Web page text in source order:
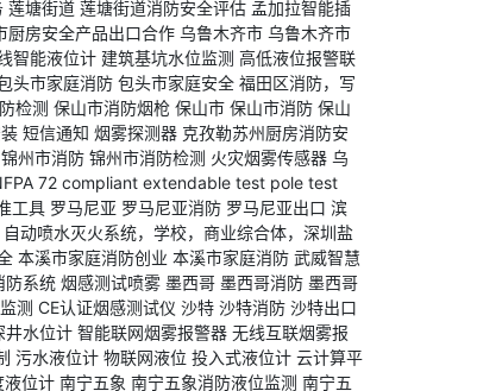
莲塘街道 莲塘街道消防安全评估 孟加拉智能插
厨房安全产品出口合作 乌鲁木齐市 乌鲁木齐市
智能液位计 建筑基坑水位监测 高低液位报警联
头市家庭消防 包头市家庭安全 福田区消防，写
检测 保山市消防烟枪 保山市 保山市消防 保山
短信通知 烟雾探测器 克孜勒苏州厨房消防安
锦州市消防 锦州市消防检测 火灾烟雾传感器 乌
72 compliant extendable test pole test
工具 罗马尼亚 罗马尼亚消防 罗马尼亚出口 滨
动喷水灭火系统，学校，商业综合体，深圳盐
本溪市家庭消防创业 本溪市家庭消防 武威智慧
防系统 烟感测试喷雾 墨西哥 墨西哥消防 墨西哥
测 CE认证烟感测试仪 沙特 沙特消防 沙特出口
井水位计 智能联网烟雾报警器 无线互联烟雾报
污水液位计 物联网液位 投入式液位计 云计算平
液位计 南宁五象 南宁五象消防液位监测 南宁五